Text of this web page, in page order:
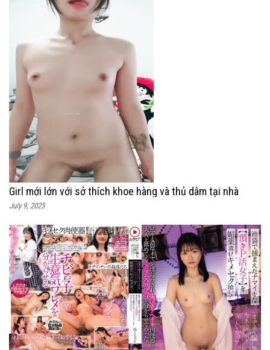
Girl mới lớn với sở thích khoe hàng và thủ dâm tại nhà
July 9, 2025